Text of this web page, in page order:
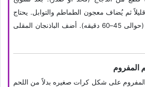
ثم یُضاف معجون الطماطم والتوابل. یحتاج
الدجاج إلى وقت أقل (حوالی 45–60 دقیقه). أضف الباذنجان المقلی
المفروم
على شکل کرات صغیره بدلاً من اللحم